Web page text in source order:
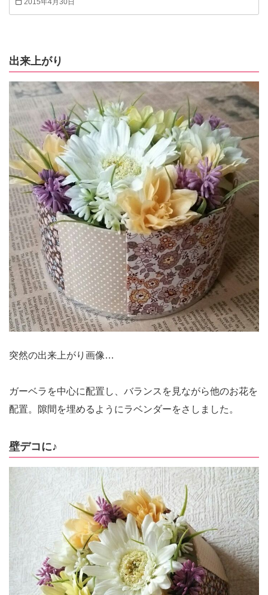
出来上がり
突然の出来上がり画像…
ガーベラを中心に配置し、バランスを見ながら他のお花を
配置。隙間を埋めるようにラベンダーをさしました。
壁デコに♪